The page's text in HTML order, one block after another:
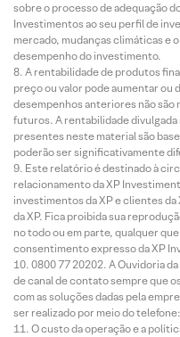
sobre o processo de adequação
Investimentos ao seu perfil de
mercado, mudanças climáticas e
desempenho do investimento.
A rentabilidade de produtos
preço ou valor pode aumentar ou
desempenhos anteriores não
futuros. A rentabilidade divulgada
presentes neste material são
poderão ser significativamente
Este relatório é destinado à
relacionamento da XP
investimentos da XP e clientes
da XP. Fica proibida sua
no todo ou em parte, qualquer
consentimento expresso da XP
0800 77 20202. A Ouvidoria
de canal de contato sempre que
com as soluções dadas pela
ser realizado por meio do
O custo da operação e a